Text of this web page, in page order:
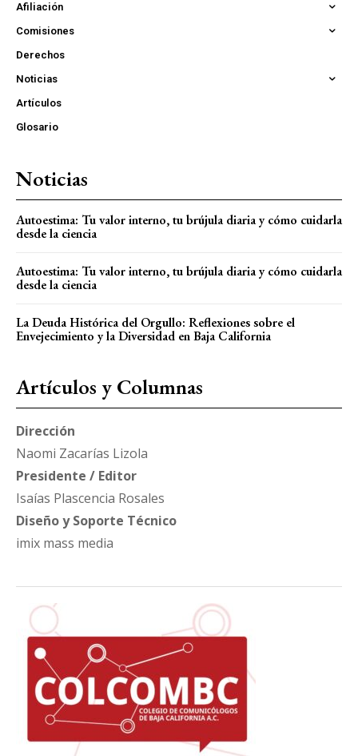
Afiliación
Comisiones
Derechos
Noticias
Artículos
Glosario
Noticias
Autoestima: Tu valor interno, tu brújula diaria y cómo cuidarla
desde la ciencia
Autoestima: Tu valor interno, tu brújula diaria y cómo cuidarla
desde la ciencia
La Deuda Histórica del Orgullo: Reflexiones sobre el
Envejecimiento y la Diversidad en Baja California
Artículos y Columnas
Dirección
Naomi Zacarías Lizola
Presidente / Editor
Isaías Plascencia Rosales
Diseño y Soporte Técnico
imix mass media